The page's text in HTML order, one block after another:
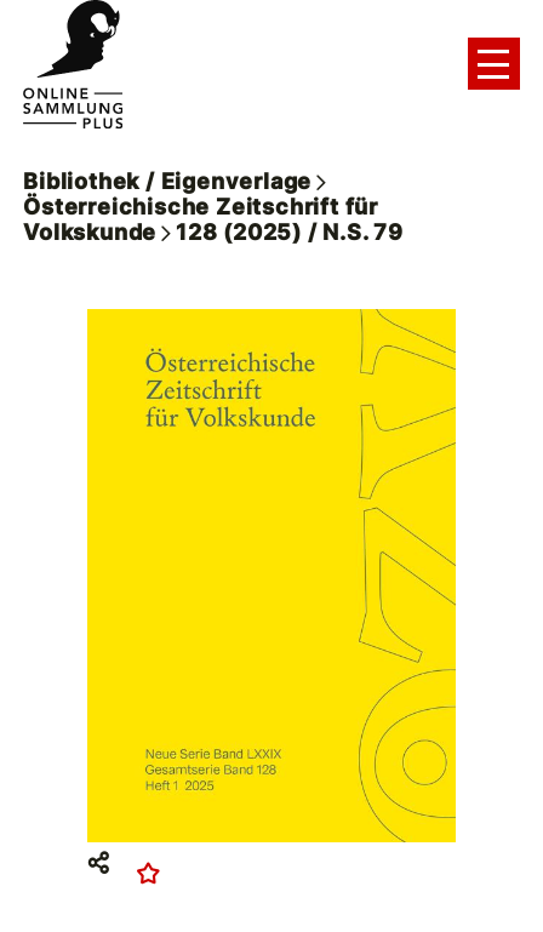
Bibliothek / Eigenverlage
Österreichische Zeitschrift für
Volkskunde
128 (2025) / N.S. 79